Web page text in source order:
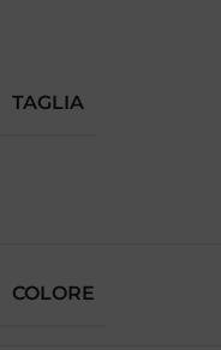
TAGLIA
COLORE